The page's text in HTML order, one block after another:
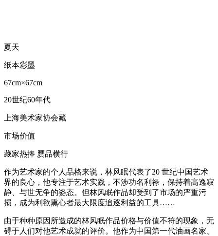
夏天
纸本彩墨
67cm×67cm
20世纪60年代
上海美术家协会藏
市场价值
藏家热捧 赝品横行
作为艺术家的个人品格来说，林风眠代表了20 世纪中国艺术
界的良心，他专注于艺术实践，不涉功名利禄，保持着高逸寂
静、与世无争的姿态。但林风眠作品却受到了市场的严重污
损，成为利欲熏心者最大限度追逐利益的工具……
由于种种原因所造成的林风眠作品价格与价值不符的现象，无
碍于人们对他艺术成就的评价。他作为中国第一代油画名家、